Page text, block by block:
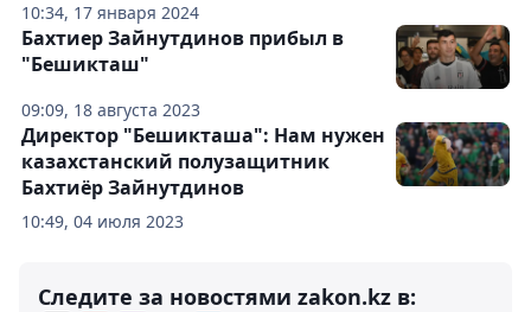
10:34, 17 января 2024
09:09, 18 августа 2023
Бахтиер Зайнутдинов прибыл в
"Бешикташ"
10:49, 04 июля 2023
Директор "Бешикташа": Нам нужен
казахстанский полузащитник
Бахтиёр Зайнутдинов
Следите за новостями zakon.kz в: